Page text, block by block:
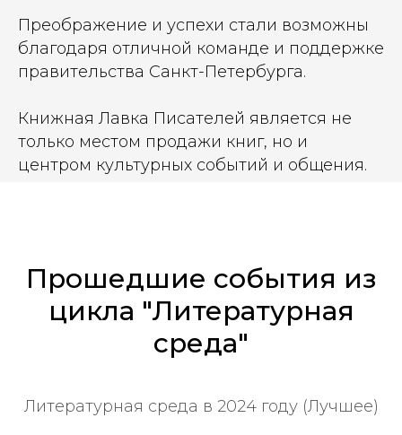
Преображение и успехи стали возможны
благодаря отличной команде и поддержке
правительства Санкт-Петербурга.
Книжная Лавка Писателей является не
только местом продажи книг, но и
центром культурных событий и общения.
Прошедшие события из
цикла "Литературная
среда"
Литературная среда в 2024 году (Лучшее)